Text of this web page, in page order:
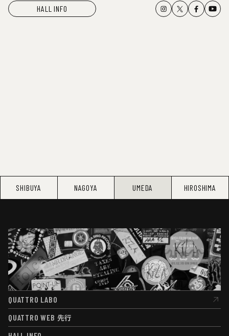
HALL INFO
SHIBUYA NAGOYA UMEDA HIROSHIMA
QUATTRO LABO
QUATTRO LABO
QUATTRO WEB 先行
QUATTRO WEB先行